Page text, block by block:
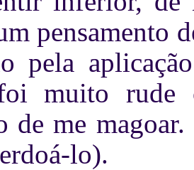
pensamento
pela
muito rude
de me
lo).